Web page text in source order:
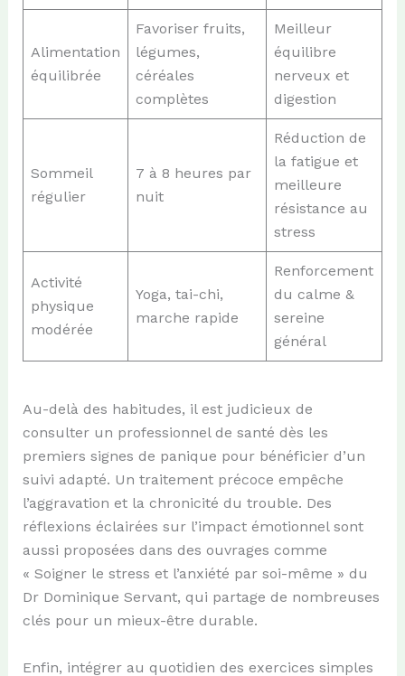
Alimentation
équilibrée
Favoriser fruits,
légumes,
céréales
complètes
Meilleur
équilibre
nerveux et
digestion
Sommeil
régulier
7 à 8 heures par
nuit
Réduction de
la fatigue et
meilleure
résistance au
stress
Activité
physique
modérée
Yoga, tai-chi,
marche rapide
Renforcement
du calme &
sereine
général
Au-delà des habitudes, il est judicieux de
consulter un professionnel de santé dès les
premiers signes de panique pour bénéficier d’un
suivi adapté. Un traitement précoce empêche
l’aggravation et la chronicité du trouble. Des
réflexions éclairées sur l’impact émotionnel sont
aussi proposées dans des ouvrages comme
« Soigner le stress et l’anxiété par soi-même » du
Dr Dominique Servant, qui partage de nombreuses
clés pour un mieux-être durable.
Enfin, intégrer au quotidien des exercices simples